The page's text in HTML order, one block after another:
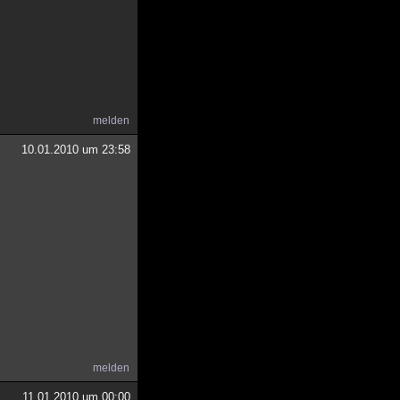
melden
10.01.2010 um 23:58
melden
11.01.2010 um 00:00